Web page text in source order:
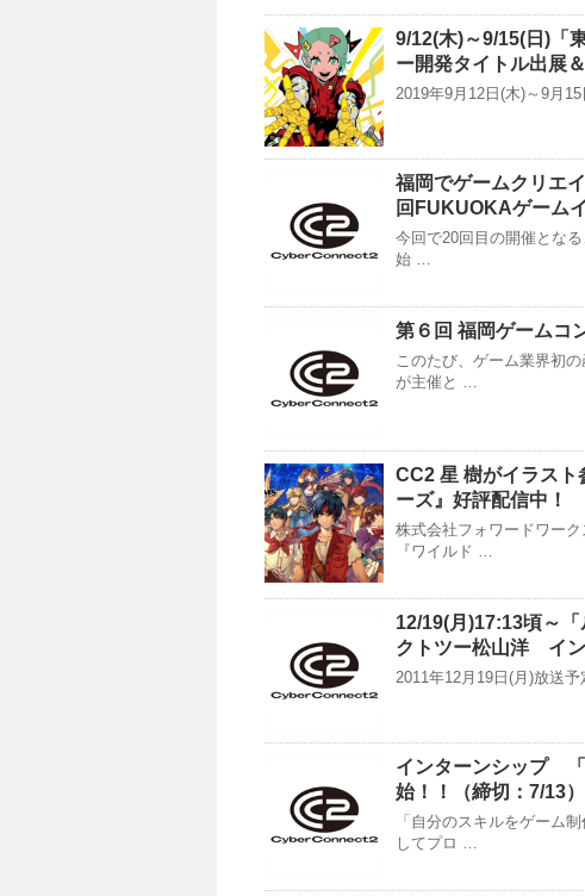
9/12(木)～9/15(日)「
ー開発タイトル出展
2019年9月12日(木)～9月
福岡でゲームクリエ
回FUKUOKAゲーム
今回で20回目の開催とな
始 …
第６回 福岡ゲームコ
このたび、ゲーム業界初
が主催と …
CC2 星 樹がイラスト
ーズ』好評配信中！
株式会社フォワードワー
『ワイルド …
12/19(月)17:13頃～
クトツー松山洋 イ
2011年12月19日(月)放送
インターンシップ 「
始！！（締切：7/13）
「自分のスキルをゲーム
してプロ …